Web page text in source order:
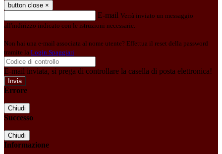
button close ×
E-mail Verrà inviato un messaggio
all'indirizzo indicato con le istruzioni necessarie.
Non hai una e-mail associata al nome utente? Effettua il reset della password
tramite la Login Spaggiari
E-mail inviata, si prega di controllare la casella di posta elettronica!
Errore
Chiudi
Successo
Chiudi
Informazione